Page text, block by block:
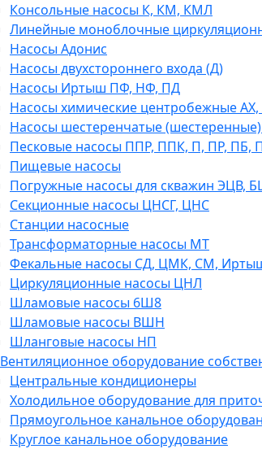
Консольные насосы К, КМ, КМЛ
Линейные моноблочные
Насосы Адонис
Насосы двухстороннего входа (Д)
Насосы Иртыш ПФ, НФ, ПД
Насосы химические центробежные
Насосы шестеренчатые
Песковые насосы ППР, ППК, П, ПР, ПБ,
Пищевые насосы
Погружные насосы для скважин ЭЦВ,
Секционные насосы ЦНСГ, ЦНС
Станции насосные
Трансформаторные насосы МТ
Фекальные насосы СД, ЦМК, СМ,
Циркуляционные насосы ЦНЛ
Шламовые насосы 6Ш8
Шламовые насосы ВШН
Шланговые насосы НП
Вентиляционное оборудование
Центральные кондиционеры
Холодильное оборудование для
Прямоугольное канальное
Круглое канальное оборудование